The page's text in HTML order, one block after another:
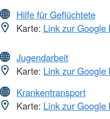
Hilfe für Geflüchtete
Karte: Link zur Google
Jugendarbeit
Karte: Link zur Google
Krankentransport
Karte: Link zur Google